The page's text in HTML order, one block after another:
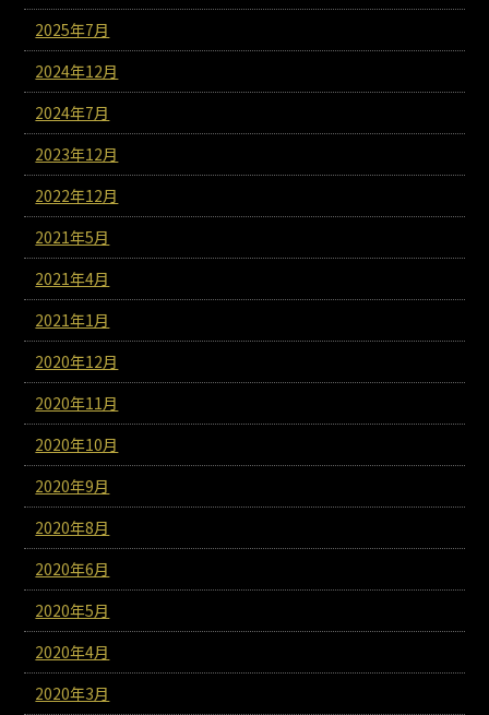
2025年7月
2024年12月
2024年7月
2023年12月
2022年12月
2021年5月
2021年4月
2021年1月
2020年12月
2020年11月
2020年10月
2020年9月
2020年8月
2020年6月
2020年5月
2020年4月
2020年3月